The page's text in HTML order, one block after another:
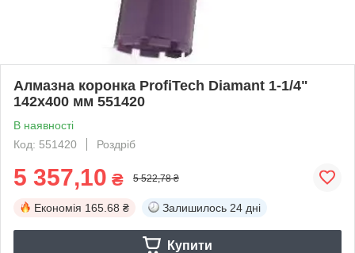
Алмазна коронка ProfiTech Diamant 1-1/4"
142x400 мм 551420
В наявності
Код: 551420
Роздріб
5 357,10 ₴ 5 522,78 ₴
Економія 165.68 ₴ Залишилось 24 дні
Купити